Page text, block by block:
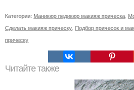
Категории: Маникюр педикюр макияж прическа,
Сделать макияж прическу, Подбор причесок и
прическу
Читайте также